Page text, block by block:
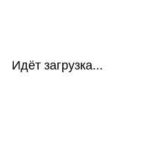
Идёт загрузка...